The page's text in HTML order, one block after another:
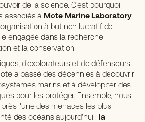
de la science. C'est pourquoi
associés à Mote Marine Laboratory
à but non lucratif de
engagée dans la recherche
et la conservation.
d'explorateurs et de défenseurs
a passé des décennies à découvrir
marins et à développer des
pour les protéger. Ensemble, nous
l'une des menaces les plus
des océans aujourd'hui : la